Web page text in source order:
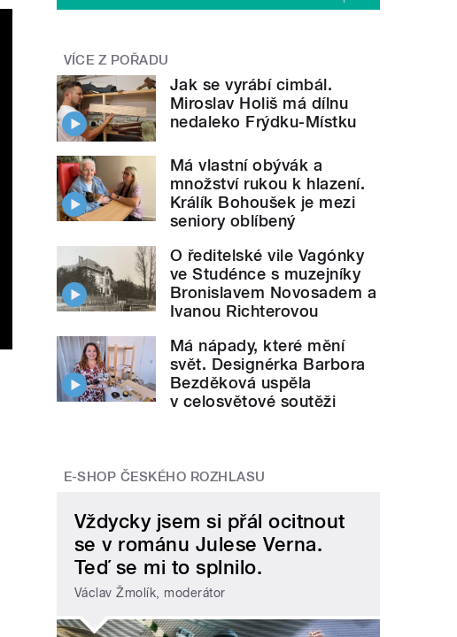
VÍCE Z POŘADU
Jak se vyrábí cimbál.
Miroslav Holiš má dílnu
nedaleko Frýdku-Místku
Má vlastní obývák a
množství rukou k hlazení.
Králík Bohoušek je mezi
seniory oblíbený
O ředitelské vile Vagónky
ve Studénce s muzejníky
Bronislavem Novosadem a
Ivanou Richterovou
Má nápady, které mění
svět. Designérka Barbora
Bezděková uspěla
v celosvětové soutěži
E-SHOP ČESKÉHO ROZHLASU
Vždycky jsem si přál ocitnout
se v románu Julese Verna.
Teď se mi to splnilo.
Václav Žmolík, moderátor